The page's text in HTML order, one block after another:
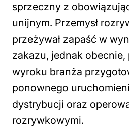
sprzeczny z
unijnym. Przemysł
przeżywał zapaść w
zakazu, jednak obecnie,
wyroku branża
ponownego
dystrybucji oraz
rozrywkowymi.